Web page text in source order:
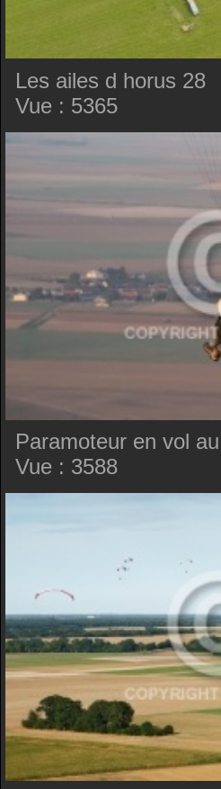
Les ailes d horus 28
Vue : 5365
Paramoteur en vol
Vue : 3588